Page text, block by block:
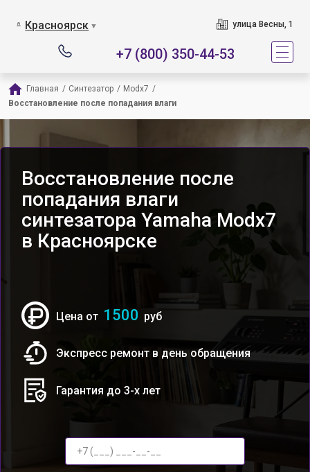
Красноярск ▼ улица Весны, 1
+7 (800) 350-44-53
Главная / Синтезатор / Modx7 /
Восстановление после попадания влаги
Восстановление после
попадания влаги
синтезатора Yamaha Modx7
в Красноярске
Цена от 1500 руб
Экспресс ремонт в день обращения
Гарантия до 3-х лет